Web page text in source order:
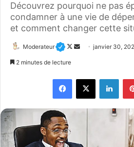
Découvrez pourquoi ne pas
condamner à une vie de
et comment changer cette
Moderateur
F
X
y
janvier 30,
2 minutes de lecture